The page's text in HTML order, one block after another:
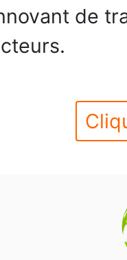
de